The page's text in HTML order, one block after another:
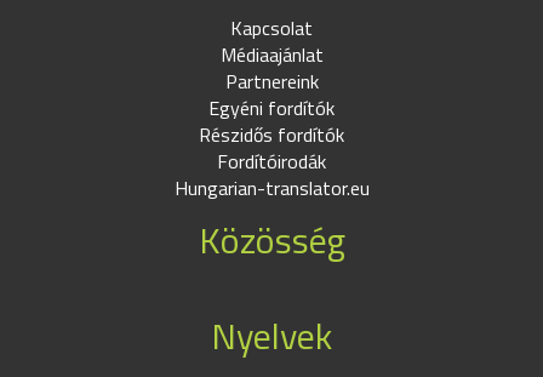
Kapcsolat
Médiaajánlat
Partnereink
Egyéni fordítók
Részidős fordítók
Fordítóirodák
Hungarian-translator.eu
Közösség
Nyelvek